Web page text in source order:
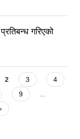
गरिएको
2 3
4
9